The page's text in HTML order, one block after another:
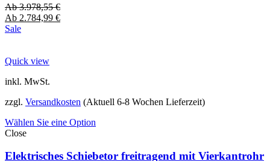
Ab3.978,55€
Ab 2.784,99 €
Sale
Quick view
inkl. MwSt.
zzgl. Versandkosten (Aktuell 6-8 Wochen Lieferzeit)
Wählen Sie eine Option
Close
Elektrisches Schiebetor freitragend mit Vierkantrohr